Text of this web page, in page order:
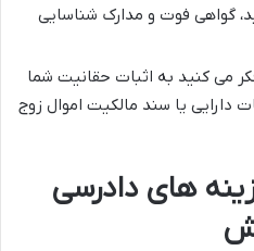
گواهی فوت و مدارک شناسایی
می کنید به اثبات حقانیت شما
دارایی یا سند مالکیت اموال زوج
های دادرسی